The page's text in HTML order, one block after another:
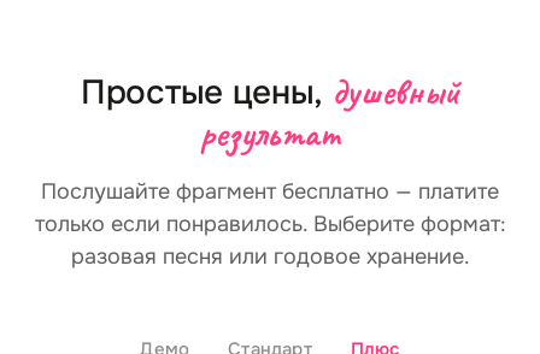
Простые цены, душевный
результат
Послушайте фрагмент бесплатно — платите
только если понравилось. Выберите формат:
разовая песня или годовое хранение.